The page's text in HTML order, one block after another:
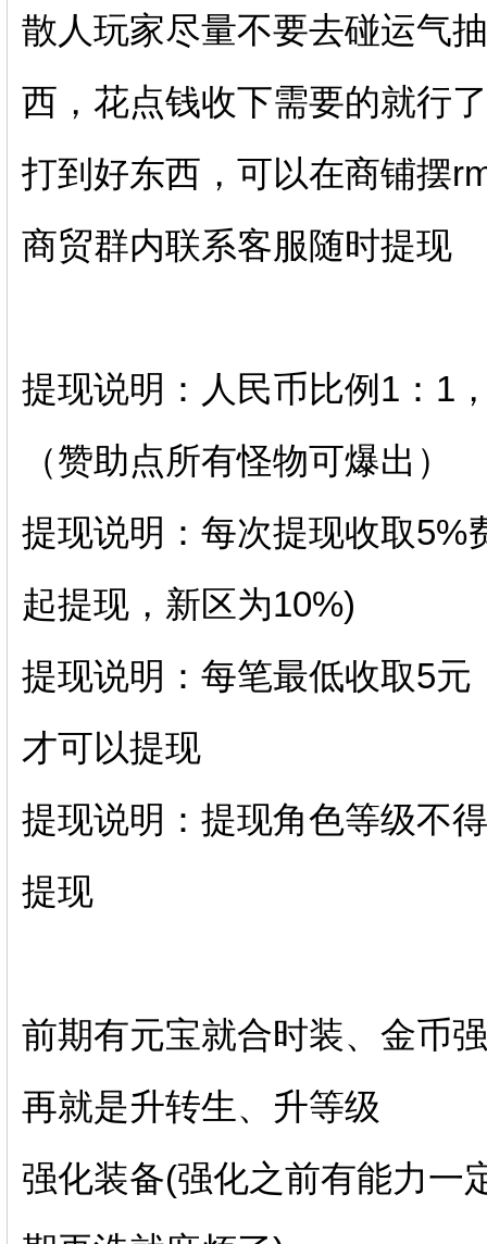
散人玩家尽量不要去碰运气
西，花点钱收下需要的就行了
打到好东西，可以在商铺摆
商贸群内联系客服随时提现
提现说明：人民币比例1：1
（赞助点所有怪物可爆出）
提现说明：每次提现收取5%
起提现，新区为10%)
提现说明：每笔最低收取5
才可以提现
提现说明：提现角色等级不
提现
前期有元宝就合时装、金币
再就是升转生、升等级
强化装备(强化之前有能力一